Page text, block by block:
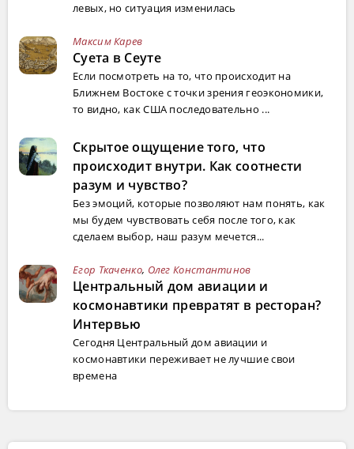
левых, но ситуация изменилась
Максим Карев
Суета в Сеуте
Если посмотреть на то, что происходит на
Ближнем Востоке с точки зрения геоэкономики,
то видно, как США последовательно ...
Скрытое ощущение того, что
происходит внутри. Как соотнести
разум и чувство?
Без эмоций, которые позволяют нам понять, как
мы будем чувствовать себя после того, как
сделаем выбор, наш разум мечется...
Егор Ткаченко, Олег Константинов
Центральный дом авиации и
космонавтики превратят в ресторан?
Интервью
Сегодня Центральный дом авиации и
космонавтики переживает не лучшие свои
времена